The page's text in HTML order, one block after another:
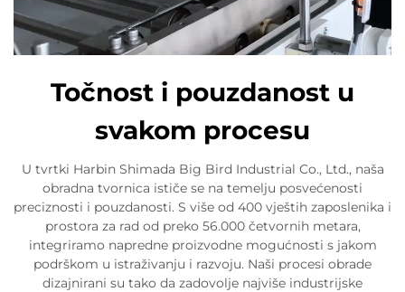
Točnost i pouzdanost u
svakom procesu
U tvrtki Harbin Shimada Big Bird Industrial Co., Ltd., naša
obradna tvornica ističe se na temelju posvećenosti
preciznosti i pouzdanosti. S više od 400 vještih zaposlenika i
prostora za rad od preko 56.000 četvornih metara,
integriramo napredne proizvodne mogućnosti s jakom
podrškom u istraživanju i razvoju. Naši procesi obrade
dizajnirani su tako da zadovolje najviše industrijske